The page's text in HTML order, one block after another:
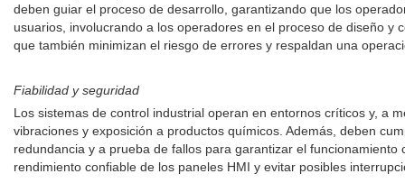
deben guiar el proceso de desarrollo, garantizando que los
usuarios, involucrando a los operadores en el proceso de diseño
que también minimizan el riesgo de errores y respaldan una
Fiabilidad y seguridad
Los sistemas de control industrial operan en entornos críticos y, a
vibraciones y exposición a productos químicos. Además, deben
redundancia y a prueba de fallos para garantizar el
rendimiento confiable de los paneles HMI y evitar posibles